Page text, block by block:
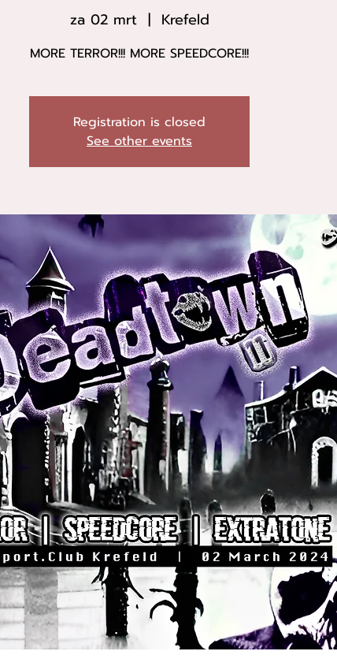
za 02 mrt
  |
Krefeld
MORE TERROR!!! MORE SPEEDCORE!!!
Registration is closed
See other events